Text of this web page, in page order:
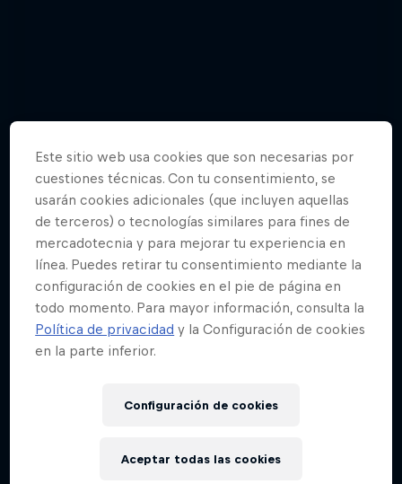
Fotogalería: Así se celebra el 15 de
septiembre en NY
Este sitio web usa cookies que son necesarias por
cuestiones técnicas. Con tu consentimiento, se
usarán cookies adicionales (que incluyen aquellas
de terceros) o tecnologías similares para fines de
mercadotecnia y para mejorar tu experiencia en
línea. Puedes retirar tu consentimiento mediante la
configuración de cookies en el pie de página en
todo momento. Para mayor información, consulta la
Política de privacidad y la Configuración de cookies
en la parte inferior.
Configuración de cookies
Aceptar todas las cookies